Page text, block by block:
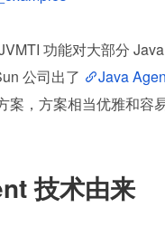
功能对大部分
公司出了
Java
案，方案相当优雅和容易
技术由来